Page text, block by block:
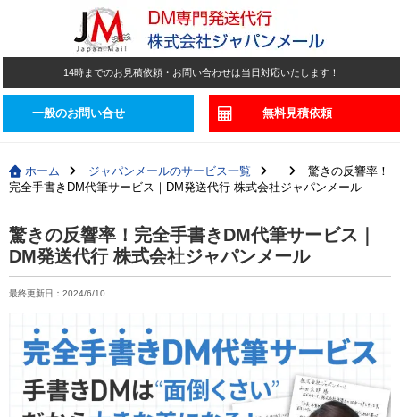
14時までのお見積依頼・お問い合わせは当日対応いたします！
一般のお問い合せ 無料見積依頼
ホーム ジャパンメールのサービス一覧
驚きの反響率！
完全手書きDM代筆サービス｜DM発送代行 株式会社ジャパンメール
驚きの反響率！完全手書きDM代筆サービス｜
DM発送代行 株式会社ジャパンメール
最終更新日： 2024/6/10